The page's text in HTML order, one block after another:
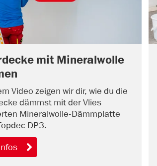
mit Mineralwolle
Video zeigen wir dir, wie du die
dämmst mit der Vlies
Mineralwolle-Dämmplatte
DP3.